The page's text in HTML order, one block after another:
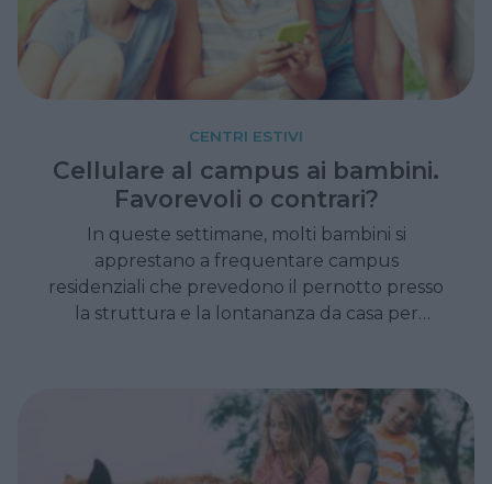
CENTRI ESTIVI
Cellulare al campus ai bambini.
Favorevoli o contrari?
In queste settimane, molti bambini si
apprestano a frequentare campus
residenziali che prevedono il pernotto presso
la struttura e la lontananza da casa per